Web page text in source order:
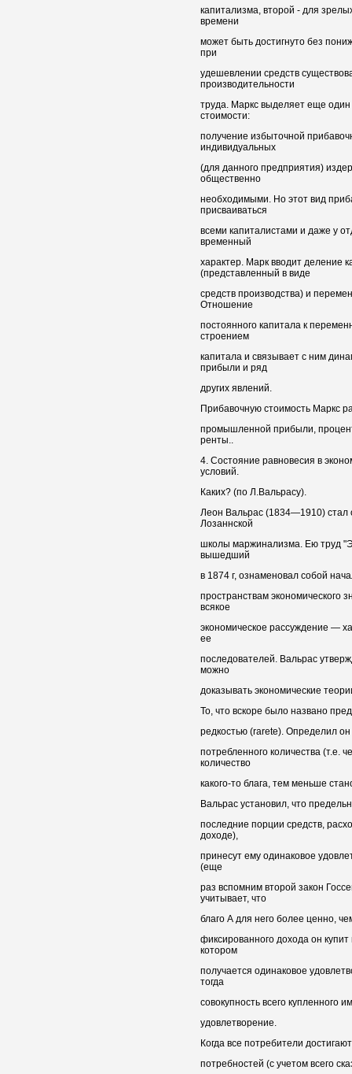
капитализма, второй - для
времени
может быть достигнуто без
при
удешевлении средств
производительности
труда. Маркс выделяет еще
стоимости:
получение избыточной
индивидуальных
(для данного предприятия)
общественно
необходимыми. Но этот вид
присваиваться
всеми капиталистами и даже у
временный
характер. Марк вводит деление
(представленный в виде
средств производства) и
Отношение
постоянного капитала к
строением
капитала и связывает с ним
прибыли и ряд
других явлений.
Прибавочную стоимость Маркс
промышленной прибыли,
ренты..
4. Состояние равновесия в
условий.
Каких? (по Л.Вальрасу).
Леон Вальрас (1834—1910) стал
Лозаннской
школы маржинализма. Ею труд
вышедший
в 1874 г, ознаменовал собой
пространствам экономического
всякое
экономическое рассуждение —
ее
последователей. Вальрас
можно
доказывать экономические
То, что вскоре было названо
редкостью (rarete). Определил
потребленного количества (т.е.
количество
какого-то блага, тем меньше
Вальрас установил, что
последние порции средств,
доходе),
принесут ему одинаковое
(еще
раз вспомним второй закон
учитывает, что
благо А для него более ценно,
фиксированного дохода он купит
котором
получается одинаковое
тогда
совокупность всего купленного
удовлетворение.
Когда все потребители
потребностей (с учетом всего